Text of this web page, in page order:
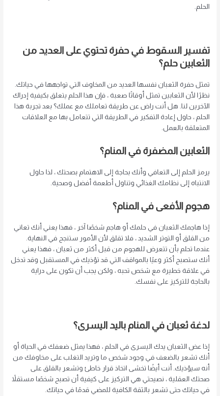
الحلم.
تفسير السقوط في حفرة تحتوي على العديد من
الثعابين حلم؟
تمثل حفرة الثعبان نفسها العديد من المخاوف التي تواجهها في حياتك.
نظرًا لأن الثعابين تمثل أوقاتًا صعبة ، فإن هذا الحلم يتعلق بكيفية إدراك
الآخرين لنا. هل أنت راض عن طريقة تعاملك مع عملك؟ بعد تجربة هذا
الحلم ، حاول إعادة التفكير في الطريقة التي تتعامل بها مع العلاقات
المتعلقة بالعمل.
الثعابين المضفرة في المنام؟
يرمز الحلم إلى التعافي وأنك بحاجة إلى الاهتمام بصحتك ، لذا حاول
الانتباه إلى نظامك الغذائي وتناول أطعمة أفضل وصحية.
هجوم الأفعى في المنام؟
إذا هاجمك الثعبان في حلمك أو هاجم شخصًا آخر ، فهذا يعني أنك تعاني
من القلق أو التوتر الشديد ، فلا تقلق لأن الأمور ستنجح في النهاية.
عندما تحلم بأن تتعرض للهجوم من قبل أكثر من ثعبان ، فهذا يعني
أنك ستصبح أكثر وعيًا بالمواقف التي قد تؤذيك في المستقبل وقد تدخل
في علاقة خطيرة مع شخص تحبه ، ولكن يجب أن تكون على دراية
بالحاجة للتركيز على نفسك.
لدغة ثعبان في المنام باليد اليسرى؟
إذا عض الثعبان يدك اليسرى في الحلم ، فهذا يمثل ضعفك في الحياة أو
أنك تشعر بالضعف في وجود شخص ما وتريد التغلب على مخاوفك من
أنه سيؤذيك. أنت أيضًا تخشى اتخاذ قرار خاطئ وتشعر بالقلق على
صحتك العقلية ، نصيحتي هي التركيز على كيفية أن تصبح شخصًا مستقلاً
في حياتك حتى تشعر بالثقة الكافية للمضي قدمًا في حياتك.